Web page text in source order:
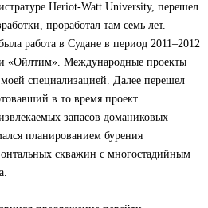
Heriot-Watt University, перешел
проработал там семь лет.
работа в Судане в период 2011–2012
«Ойлтим». Международные проекты
специализацией. Далее перешел
в то время проект
запасов доманиковых
планированием бурения
скважин с многостадийным